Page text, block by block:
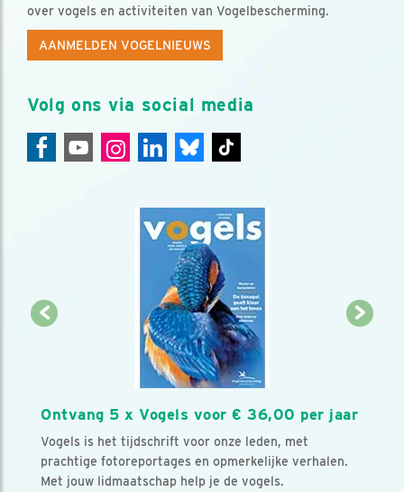
over vogels en activiteiten van Vogelbescherming.
AANMELDEN VOGELNIEUWS
Volg ons via social media
Ontvang 5 x Vogels voor € 36,00 per jaar
Vogels is het tijdschrift voor onze leden, met
prachtige fotoreportages en opmerkelijke verhalen.
Met jouw lidmaatschap help je de vogels.